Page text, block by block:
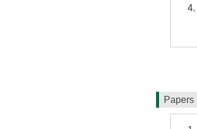
Papers